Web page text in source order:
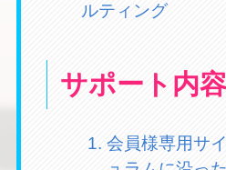
ルティング
サポート内
会員様専用サ